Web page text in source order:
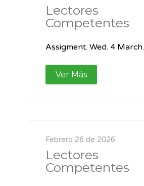
Lectores
Competentes
Assigment. Wed. 4 March.
Ver Más
Febrero 26 de 2026
Lectores
Competentes